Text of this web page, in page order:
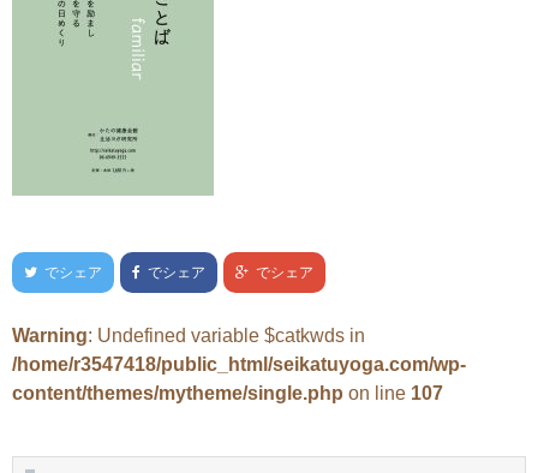
でシェア でシェア でシェア
Warning: Undefined variable $catkwds in
/home/r3547418/public_html/seikatuyoga.com/wp-
content/themes/mytheme/single.php on line 107